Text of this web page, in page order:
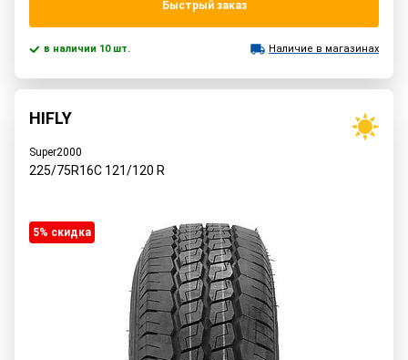
Быстрый заказ
в наличии 10 шт. Наличие в магазинах
HIFLY
Super2000
225/75R16C 121/120 R
5% cкидка